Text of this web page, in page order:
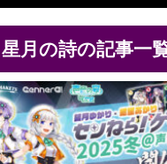
星月の詩の記事一